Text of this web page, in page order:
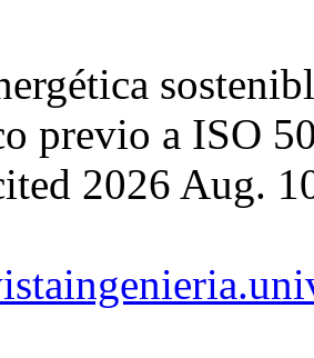
previo a ISO
2026 Aug.